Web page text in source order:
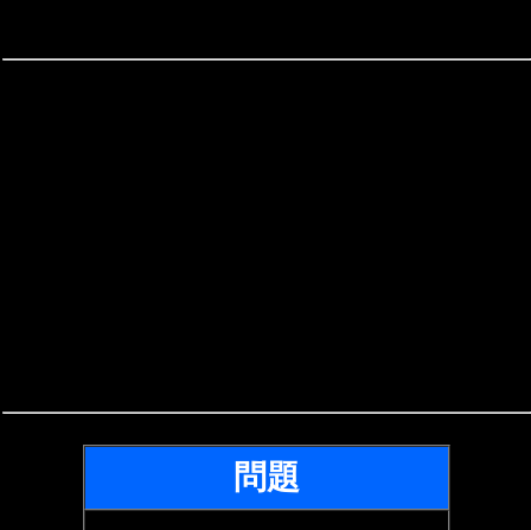
問題